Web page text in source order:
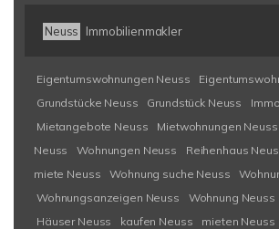
Neuss Immobilienmakler
Eigentumswohnungen Neuss
Grundstücke Neuss
Grundstück Neuss
Mietangebote Neuss
Mietwohnungen Neuss
Neuss
Wohnungen Neuss Reihenhaus
miete Neuss
Wohnung suche Neuss
Wohnungsanzeigen Neuss
Wohnung Neuss
Häuser Neuss
kaufen Neuss mieten Neuss